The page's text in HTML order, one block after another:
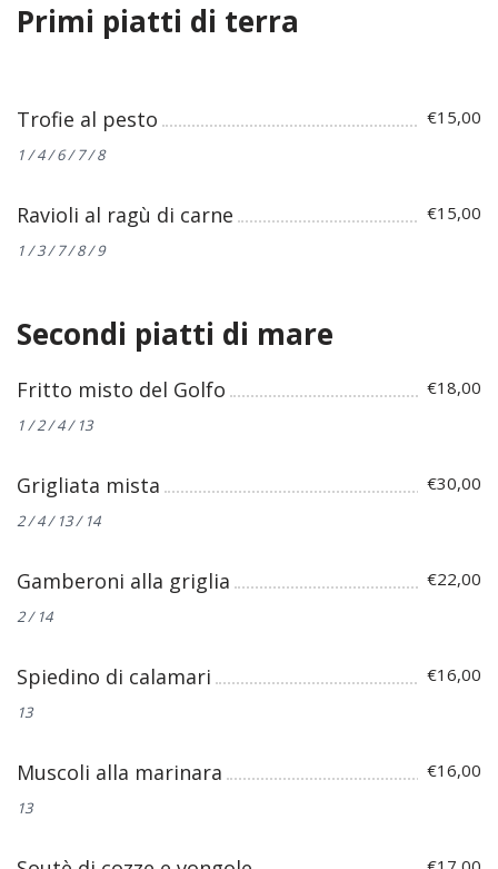
Primi piatti di terra
Trofie al pesto
1 / 4 / 6 / 7 / 8
€15,00
Ravioli al ragù di carne
1 / 3 / 7 / 8 / 9
€15,00
Secondi piatti di mare
Fritto misto del Golfo
1 / 2 / 4 / 13
€18,00
Grigliata mista
2 / 4 / 13 / 14
€30,00
Gamberoni alla griglia
2 / 14
€22,00
Spiedino di calamari
13
€16,00
Muscoli alla marinara
13
€16,00